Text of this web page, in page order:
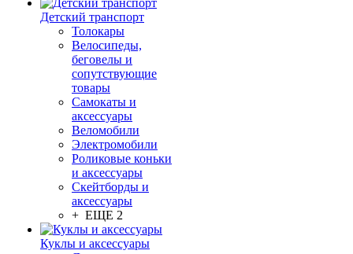
Детский транспорт
Толокары
Велосипеды,
беговелы и
сопутствующие
товары
Самокаты и
аксессуары
Веломобили
Электромобили
Роликовые коньки
и аксессуары
Скейтборды и
аксессуары
+ ЕЩЕ 2
Куклы и аксессуары